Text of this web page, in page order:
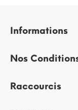
Informations
Nos
Raccourcis